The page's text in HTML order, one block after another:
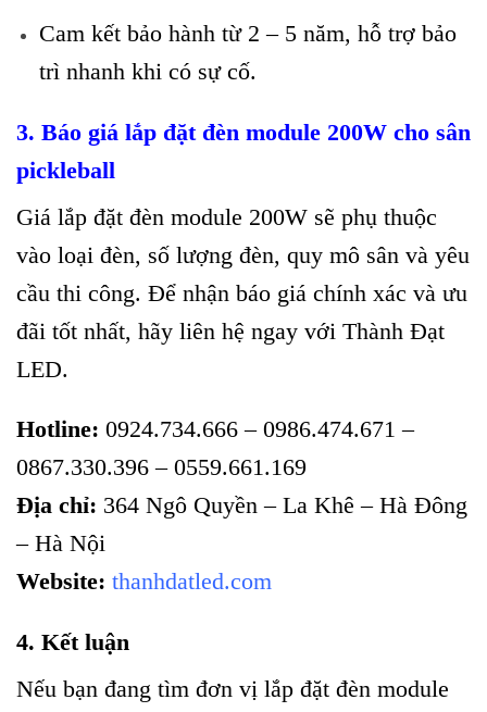
Cam kết bảo hành từ 2 – 5 năm, hỗ trợ bảo
trì nhanh khi có sự cố.
3. Báo giá lắp đặt đèn module 200W cho sân
pickleball
Giá lắp đặt đèn module 200W sẽ phụ thuộc
vào loại đèn, số lượng đèn, quy mô sân và yêu
cầu thi công. Để nhận báo giá chính xác và ưu
đãi tốt nhất, hãy liên hệ ngay với Thành Đạt
LED.
Hotline: 0924.734.666 – 0986.474.671 –
0867.330.396 – 0559.661.169
Địa chỉ: 364 Ngô Quyền – La Khê – Hà Đông
– Hà Nội
Website: thanhdatled.com
4. Kết luận
Nếu bạn đang tìm đơn vị lắp đặt đèn module